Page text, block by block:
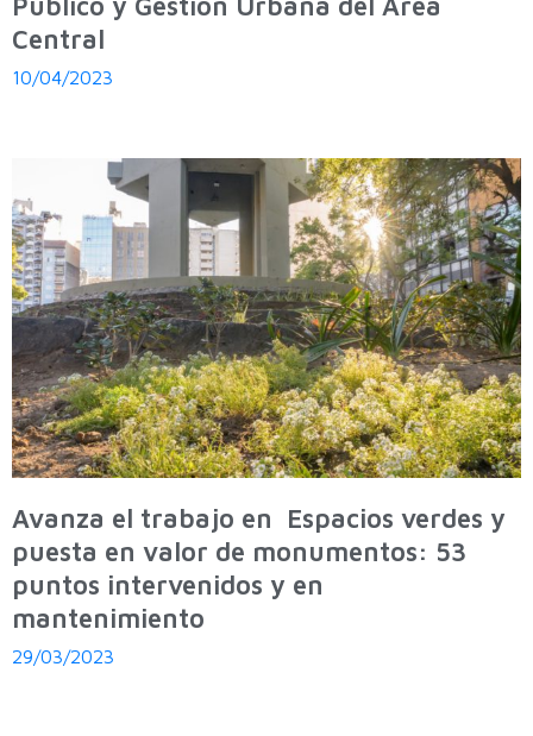
Central
10/04/2023
Avanza el trabajo en Espacios verdes y
puesta en valor de monumentos: 53
puntos intervenidos y en
mantenimiento
29/03/2023